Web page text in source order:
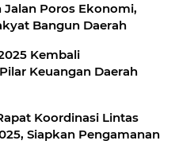
Poros Ekonomi,
Bangun Daerah
Kembali
Keuangan Daerah
Koordinasi Lintas
Siapkan Pengamanan